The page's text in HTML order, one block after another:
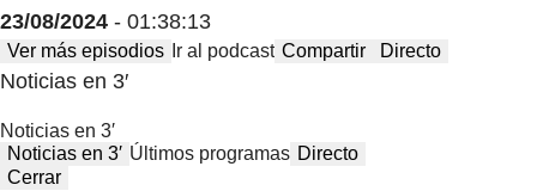
23/08/2024 - 01:38:13
Ver más episodios Ir al podcast Compartir Directo
Noticias en 3′
Noticias en 3′
Noticias en 3′ Últimos programas Directo
Cerrar